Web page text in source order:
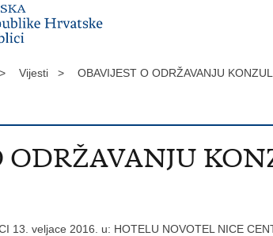
Vijesti > OBAVIJEST O ODRŽAVANJU
ODRŽAVANJU
13. veljace 2016. u: HOTELU NOVOTEL NICE